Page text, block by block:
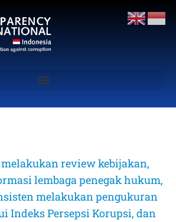
review kebijakan,
lembaga penegak hukum,
melakukan pengukuran
Indeks Persepsi Korupsi, dan